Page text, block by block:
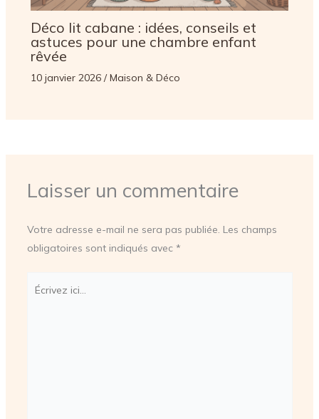
Déco lit cabane : idées, conseils et
astuces pour une chambre enfant
rêvée
10 janvier 2026 /Maison & Déco
Laisser un commentaire
Votre adresse e-mail ne sera pas publiée. Les champs
obligatoires sont indiqués avec *